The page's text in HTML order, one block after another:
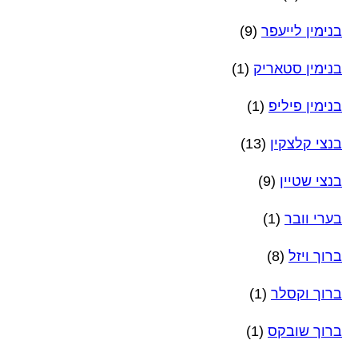
בנימין לייעפר (9)
בנימין סטאריק (1)
בנימין פיליפ (1)
בנצי קלצקין (13)
בנצי שטיין (9)
בערי וובר (1)
ברוך ויזל (8)
ברוך וקסלר (1)
ברוך שובקס (1)